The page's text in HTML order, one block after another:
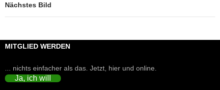
Nächstes Bild
MITGLIED WERDEN
... nichts einfacher als das. Jetzt, hier und online.
Ja, ich will